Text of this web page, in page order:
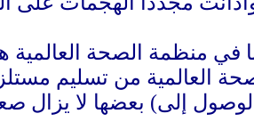
في منظمة الصحة
العالمية من تسليم
إلى) بعضها لا يزال